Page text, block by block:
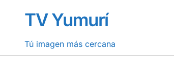
contenidoTV Yumurí
Tú imagen más cercana